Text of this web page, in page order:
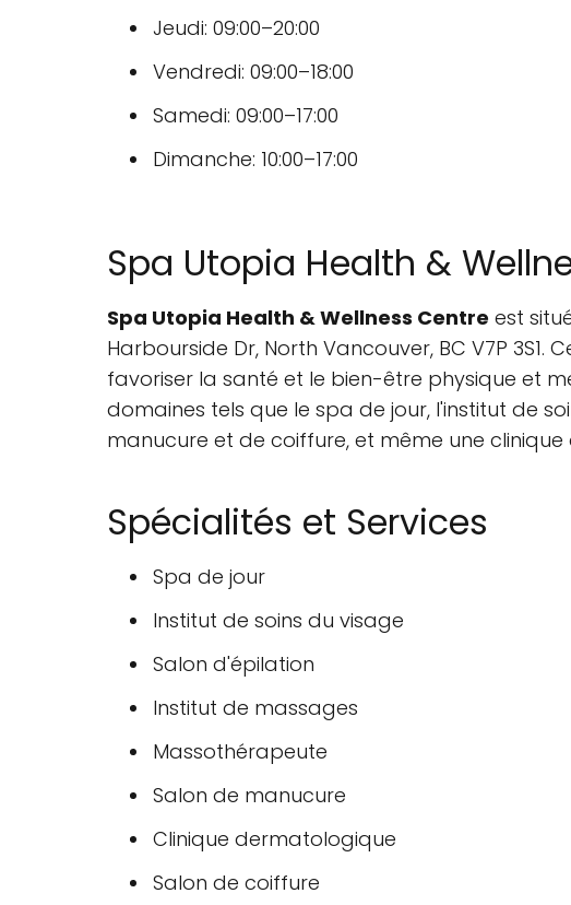
Jeudi: 09:00–20:00
Vendredi: 09:00–18:00
Samedi: 09:00–17:00
Dimanche: 10:00–17:00
Spa Utopia Health &
Spa Utopia Health & Wellness Centre est
Harbourside Dr, North Vancouver, BC V7P
favoriser la santé et le bien-être physique et
domaines tels que le spa de jour, l'institut de
manucure et de coiffure, et même une
Spécialités et Services
Spa de jour
Institut de soins du visage
Salon d'épilation
Institut de massages
Massothérapeute
Salon de manucure
Clinique dermatologique
Salon de coiffure